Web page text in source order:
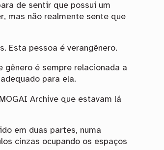
de sentir que possui um
mas não realmente sente que
Esta pessoa é verangênero.
gênero é sempre relacionada a
para ela.
Archive que estavam lá
em duas partes, numa
cinzas ocupando os espaços